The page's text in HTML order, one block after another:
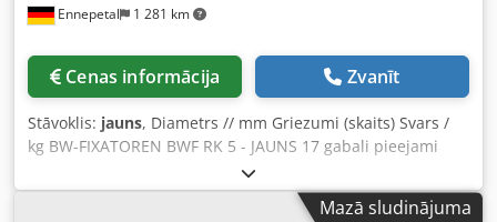
Ennepetal 1 281 km
Cenas informācija Zvanīt
Stāvoklis: jauns, Diametrs // mm Griezumi (skaits) Svars /
kg BW-FIXATOREN BWF RK 5 - JAUNS 17 gabali pieejami
uzreiz Dkjdpeuap Ugefx Aptjr Cena par gabalu: 300,00 € +
PVN Stāvoklis: JAUNS Komplektā ietilpst: 1x BWF RK V
Mazā sludinājuma